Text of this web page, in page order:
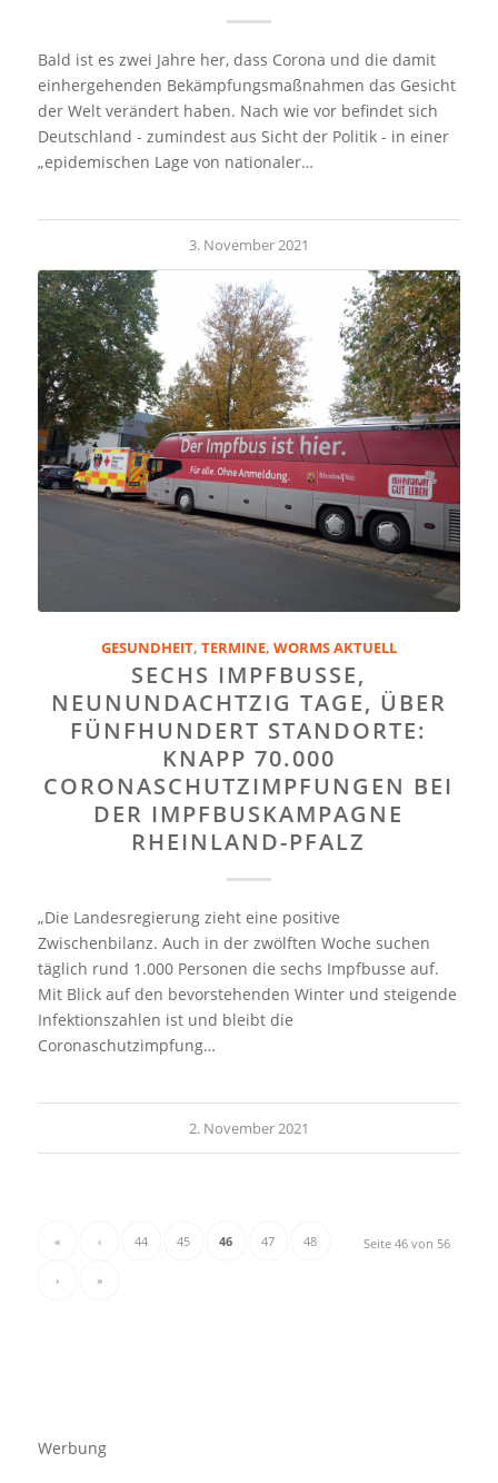
Bald ist es zwei Jahre her, dass Corona und die damit
einhergehenden Bekämpfungsmaßnahmen das Gesicht
der Welt verändert haben. Nach wie vor befindet sich
Deutschland - zumindest aus Sicht der Politik - in einer
„epidemischen Lage von nationaler…
3. November 2021
GESUNDHEIT, TERMINE, WORMS AKTUELL
SECHS IMPFBUSSE,
NEUNUNDACHTZIG TAGE, ÜBER
FÜNFHUNDERT STANDORTE:
KNAPP 70.000
CORONASCHUTZIMPFUNGEN BEI
DER IMPFBUSKAMPAGNE
RHEINLAND-PFALZ
„Die Landesregierung zieht eine positive
Zwischenbilanz. Auch in der zwölften Woche suchen
täglich rund 1.000 Personen die sechs Impfbusse auf.
Mit Blick auf den bevorstehenden Winter und steigende
Infektionszahlen ist und bleibt die
Coronaschutzimpfung…
2. November 2021
Seite 46 von 56
« ‹ 44 45 46 47 48
› »
Werbung